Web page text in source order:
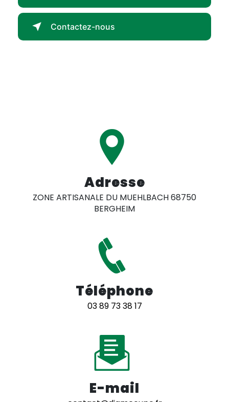
Contactez-nous
Adresse
ZONE ARTISANALE DU MUEHLBACH 68750
BERGHEIM
Téléphone
03 89 73 38 17
E-mail